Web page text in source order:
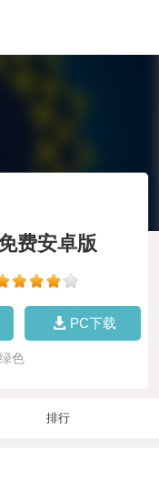
费安卓版
PC下载
色
排行